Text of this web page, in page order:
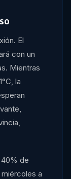
El
con un
Mientras
la
40% de
a